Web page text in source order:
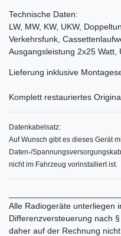
Technische Daten:
LW, MW, KW, UKW,
Verkehrsfunk,
Ausgangsleistung 2x25 Watt,
Lieferung inklusive
Komplett restauriertes
Datenkabelsatz:
Auf Wunsch gibt es dieses Gerät
Daten-/
nicht im Fahrzeug vorinstalliert ist.
Alle Radiogeräte unterliegen
Differenzversteuerung nach
daher auf der Rechnung